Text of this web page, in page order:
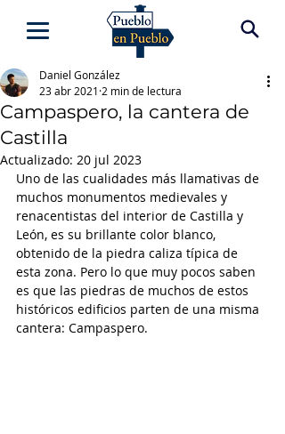
Campaspero, la cantera de
Castilla
Daniel González
23 abr 2021 2 min de lectura
Actualizado: 20 jul 2023
Uno de las cualidades más llamativas de
muchos monumentos medievales y
renacentistas del interior de Castilla y
León, es su brillante color blanco,
obtenido de la piedra caliza típica de
esta zona. Pero lo que muy pocos saben
es que las piedras de muchos de estos
históricos edificios parten de una misma
cantera: Campaspero.